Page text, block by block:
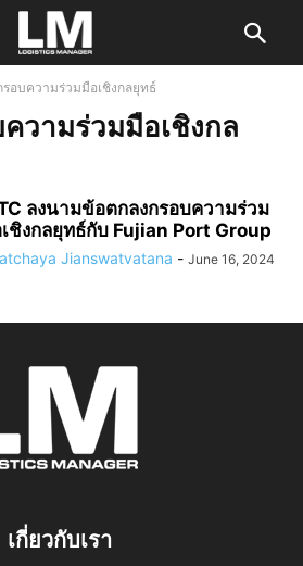
อบความร่วมมือเชิงกลยุทธ์
วามร่วมมือเชิงกล
ลงนามข้อตกลงกรอบความร่วม
ชิงกลยุทธ์กับ Fujian Port Group
Jianswatvatana - June 16, 2024
เกี่ยวกับเรา